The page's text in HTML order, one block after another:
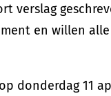
verslag
en willen
donderdag 11